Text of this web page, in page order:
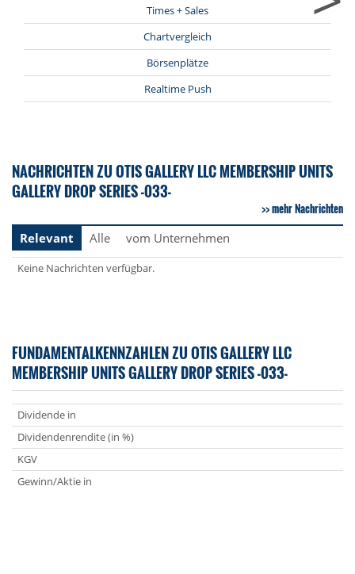
Times + Sales
Chartvergleich
Börsenplätze
Realtime Push
NACHRICHTEN ZU OTIS GALLERY LLC MEMBERSHIP UNITS
GALLERY DROP SERIES -033-
mehr Nachrichten
Relevant
Alle vom Unternehmen
Keine Nachrichten verfügbar.
FUNDAMENTALKENNZAHLEN ZU OTIS GALLERY LLC
MEMBERSHIP UNITS GALLERY DROP SERIES -033-
Dividende in
Dividendenrendite (in %)
KGV
Gewinn/Aktie in